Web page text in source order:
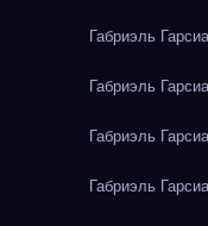
Габриэль
Габриэль
Габриэль
Габриэль